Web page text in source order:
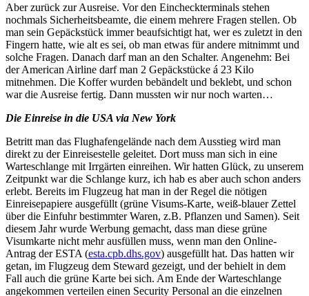
Aber zurück zur Ausreise. Vor den Eincheckterminals stehen
nochmals Sicherheitsbeamte, die einem mehrere Fragen stellen. Ob
man sein Gepäckstück immer beaufsichtigt hat, wer es zuletzt in den
Fingern hatte, wie alt es sei, ob man etwas für andere mitnimmt und
solche Fragen. Danach darf man an den Schalter. Angenehm: Bei
der American Airline darf man 2 Gepäckstücke á 23 Kilo
mitnehmen. Die Koffer wurden bebändelt und beklebt, und schon
war die Ausreise fertig. Dann mussten wir nur noch warten…
Die Einreise in die USA via New York
Betritt man das Flughafengelände nach dem Ausstieg wird man
direkt zu der Einreisestelle geleitet. Dort muss man sich in eine
Warteschlange mit Irrgärten einreihen. Wir hatten Glück, zu unserem
Zeitpunkt war die Schlange kurz, ich hab es aber auch schon anders
erlebt. Bereits im Flugzeug hat man in der Regel die nötigen
Einreisepapiere ausgefüllt (grüne Visums-Karte, weiß-blauer Zettel
über die Einfuhr bestimmter Waren, z.B. Pflanzen und Samen). Seit
diesem Jahr wurde Werbung gemacht, dass man diese grüne
Visumkarte nicht mehr ausfüllen muss, wenn man den Online-
Antrag der ESTA (esta.cpb.dhs.gov) ausgefüllt hat. Das hatten wir
getan, im Flugzeug dem Steward gezeigt, und der behielt in dem
Fall auch die grüne Karte bei sich. Am Ende der Warteschlange
angekommen verteilen einen Security Personal an die einzelnen